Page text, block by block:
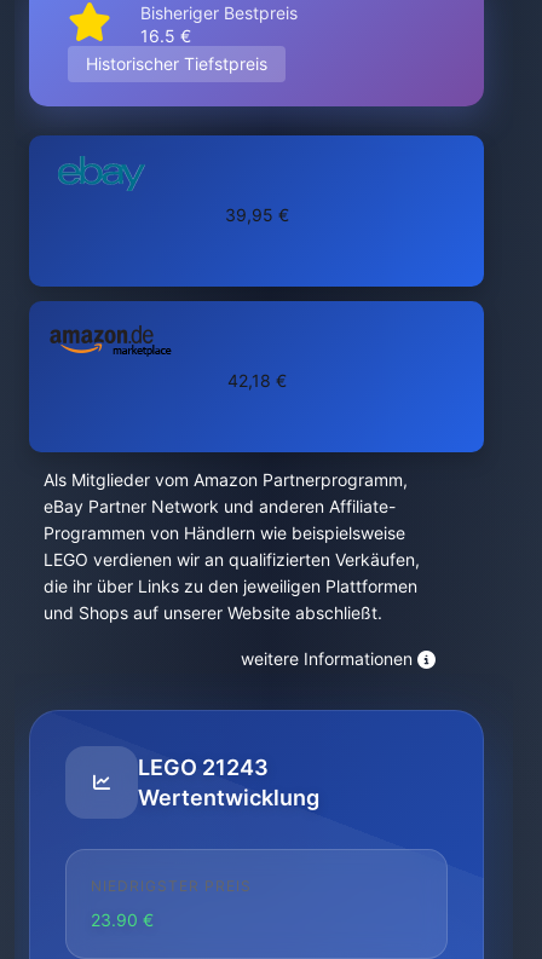
Bisheriger Bestpreis
16.5 €
Historischer Tiefstpreis
39,95 €
42,18 €
Als Mitglieder vom Amazon Partnerprogramm,
eBay Partner Network und anderen Affiliate-
Programmen von Händlern wie beispielsweise
LEGO verdienen wir an qualifizierten Verkäufen,
die ihr über Links zu den jeweiligen Plattformen
und Shops auf unserer Website abschließt.
weitere Informationen
LEGO 21243
Wertentwicklung
NIEDRIGSTER PREIS
23.90 €